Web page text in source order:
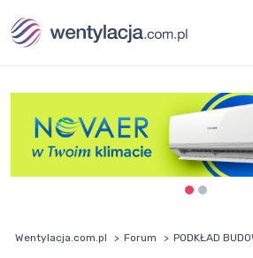
Wentylacja.com.pl Forum PODKŁAD